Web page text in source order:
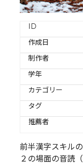
ID
作成日
制作者
学年
カテゴリー
タグ
推薦者
前半漢字スキ
２の場面の音読